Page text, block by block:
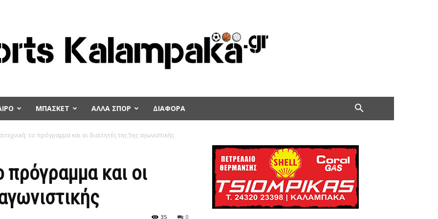
ΜΠΑΣΚΕΤ ΑΛΛΑ ΣΠΟΡ ΔΙΑΦΟΡΑ
το πρόγραμμα και οι διαιτητές της 5ης αγωνιστικής
πρόγραμμα και οι
0
35